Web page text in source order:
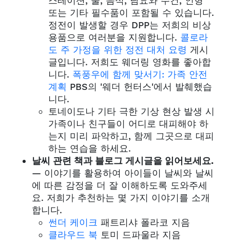
또는 기타 필수품이 포함될 수 있습니다.
정전이 발생할 경우 DPP는 저희의 비상
용품으로 여러분을 지원합니다. 콜로라
도 주 가정을 위한 정전 대처 요령 게시
글입니다. 저희도 웨더링 영화를 좋아합
니다. 폭풍우에 함께 맞서기: 가족 안전
계획 PBS의 '웨더 헌터스'에서 발췌했습
니다.
토네이도나 기타 극한 기상 현상 발생 시
가족이나 친구들이 어디로 대피해야 하
는지 미리 파악하고, 함께 그곳으로 대피
하는 연습을 하세요.
날씨 관련 책과 블로그 게시글을 읽어보세요.
— 이야기를 활용하여 아이들이 날씨와 날씨
에 따른 감정을 더 잘 이해하도록 도와주세
요. 저희가 추천하는 몇 가지 이야기를 소개
합니다.
썬더 케이크 패트리샤 폴라코 지음
클라우드 북 토미 드파울라 지음